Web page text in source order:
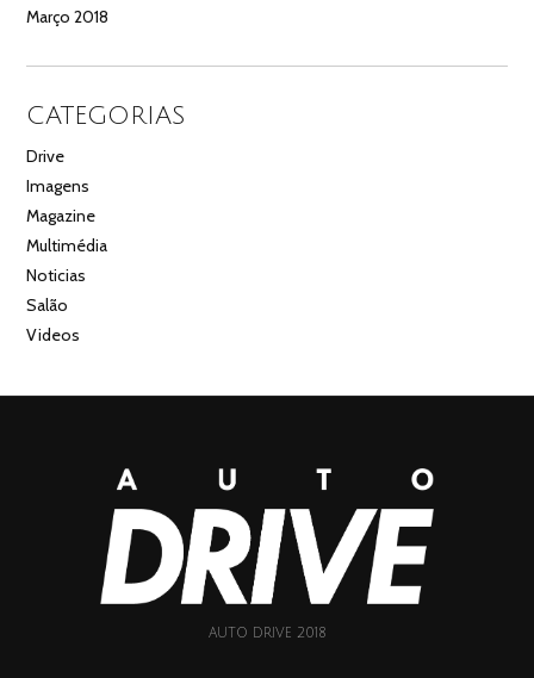
Março 2018
CATEGORIAS
Drive
Imagens
Magazine
Multimédia
Noticias
Salão
Videos
AUTO DRIVE 2018